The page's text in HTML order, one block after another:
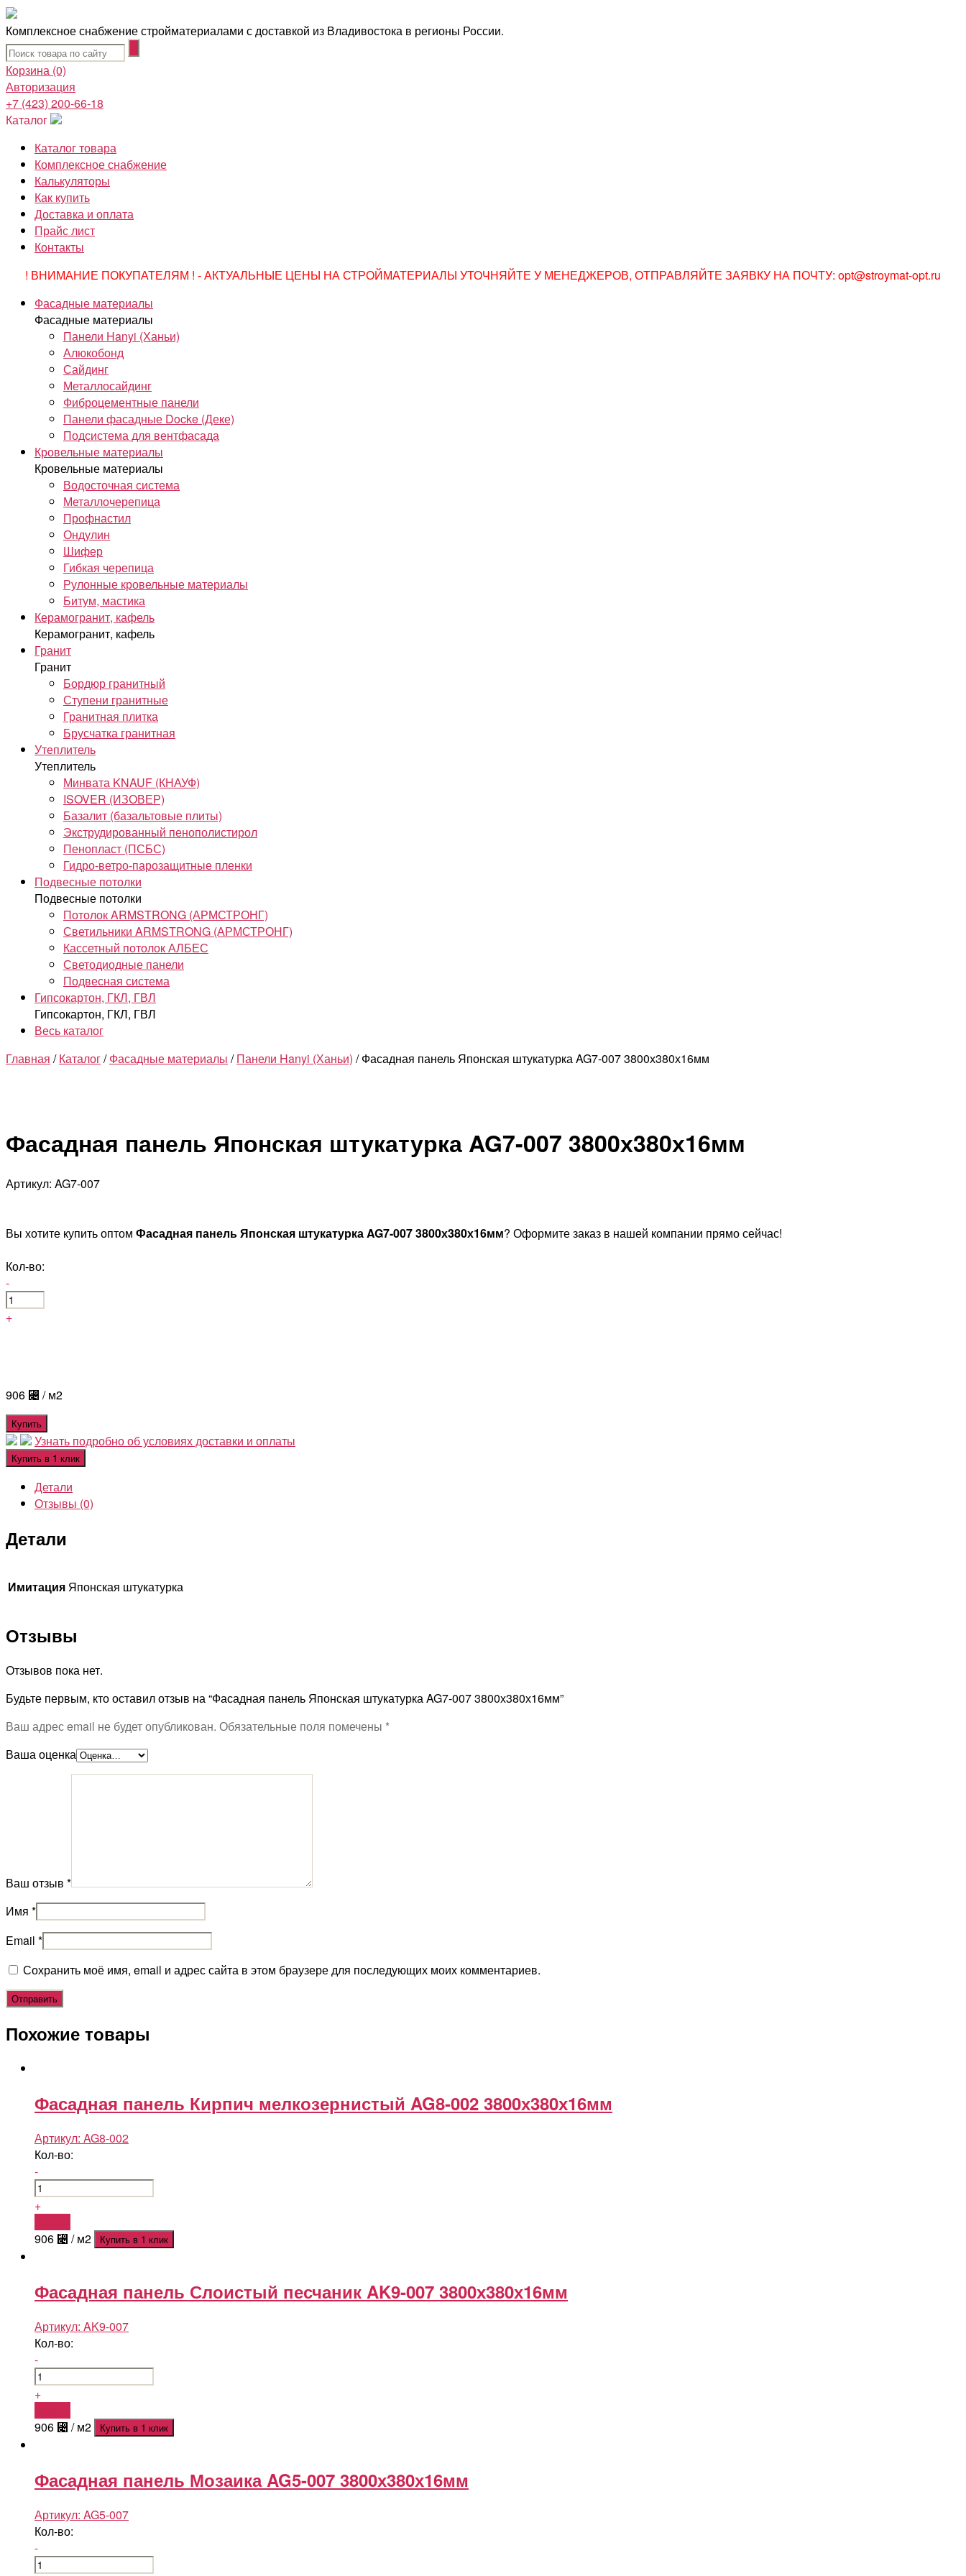
Комплексное снабжение стройматериалами с доставкой из Владивостока в регионы России.
Корзина (0)
Авторизация
+7 (423) 200-66-18
Каталог
Каталог товара
Комплексное снабжение
Калькуляторы
Как купить
Доставка и оплата
Прайс лист
Контакты
! ВНИМАНИЕ ПОКУПАТЕЛЯМ ! - АКТУАЛЬНЫЕ ЦЕНЫ НА СТРОЙМАТЕРИАЛЫ УТОЧНЯЙТЕ У МЕНЕДЖЕРОВ, ОТПРАВЛЯЙТЕ ЗАЯВКУ НА ПОЧТУ: opt@stroymat-opt.ru
Фасадные материалы
Фасадные материалы
Панели Hanyi (Ханьи)
Алюкобонд
Сайдинг
Металлосайдинг
Фиброцементные панели
Панели фасадные Docke (Деке)
Подсистема для вентфасада
Кровельные материалы
Кровельные материалы
Водосточная система
Металлочерепица
Профнастил
Ондулин
Шифер
Гибкая черепица
Рулонные кровельные материалы
Битум, мастика
Керамогранит, кафель
Керамогранит, кафель
Гранит
Гранит
Бордюр гранитный
Ступени гранитные
Гранитная плитка
Брусчатка гранитная
Утеплитель
Утеплитель
Минвата KNAUF (КНАУФ)
ISOVER (ИЗОВЕР)
Базалит (базальтовые плиты)
Экструдированный пенополистирол
Пенопласт (ПСБС)
Гидро-ветро-парозащитные пленки
Подвесные потолки
Подвесные потолки
Потолок ARMSTRONG (АРМСТРОНГ)
Светильники ARMSTRONG (АРМСТРОНГ)
Кассетный потолок АЛБЕС
Светодиодные панели
Подвесная система
Гипсокартон, ГКЛ, ГВЛ
Гипсокартон, ГКЛ, ГВЛ
Весь каталог
Главная /Каталог/Фасадные материалы /Панели Hanyi (Ханьи) / Фасадная панель Японская штукатурка AG7-007 3800х380х16мм
Фасадная панель Японская штукатурка AG7-007 3800х380х16мм
Артикул: AG7-007
Вы хотите купить оптом Фасадная панель Японская штукатурка AG7-007 3800х380х16мм? Оформите заказ в нашей компании прямо сейчас!
Кол-во:
-
+
906 ⃄ / м2
Купить
Узнать подробно об условиях доставки и оплаты
Купить в 1 клик
Детали
Отзывы (0)
Детали
Имитация Японская штукатурка
Отзывы
Отзывов пока нет.
Будьте первым, кто оставил отзыв на “Фасадная панель Японская штукатурка AG7-007 3800х380х16мм”
Ваш адрес email не будет опубликован. Обязательные поля помечены *
Ваша оценка
Ваш отзыв *
Имя *
Email *
Сохранить моё имя, email и адрес сайта в этом браузере для последующих моих комментариев.
Похожие товары
Фасадная панель Кирпич мелкозернистый AG8-002 3800х380х16мм
Артикул: AG8-002
Кол-во:
-
+
906 ⃄ / м2 Купить в 1 клик
Фасадная панель Слоистый песчаник AK9-007 3800х380х16мм
Артикул: AK9-007
Кол-во:
-
+
906 ⃄ / м2 Купить в 1 клик
Фасадная панель Мозаика AG5-007 3800х380х16мм
Артикул: AG5-007
Кол-во:
-